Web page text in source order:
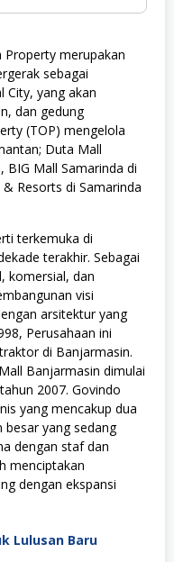
merupakan
sebagai
City, yang akan
dan gedung
(TOP) mengelola
Duta Mall
BIG Mall Samarinda di
Resorts di Samarinda
terkemuka di
terakhir. Sebagai
komersial, dan
visi
arsitektur yang
Perusahaan ini
di Banjarmasin.
Banjarmasin dimulai
2007. Govindo
yang mencakup dua
besar yang sedang
dengan staf dan
menciptakan
dengan ekspansi
Lulusan Baru